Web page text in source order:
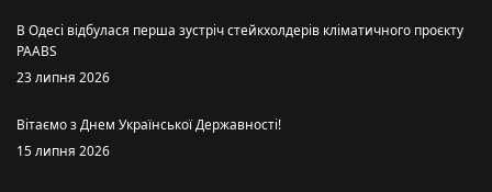
В Одесі відбулася перша зустріч стейкхолдерів кліматичного проєкту
PAABS
23 липня 2026
Вітаємо з Днем Української Державності!
15 липня 2026